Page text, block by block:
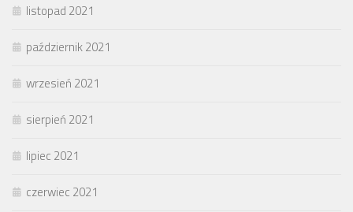
listopad 2021
październik 2021
wrzesień 2021
sierpień 2021
lipiec 2021
czerwiec 2021